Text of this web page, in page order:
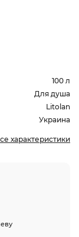
100 л
Для душа
Litolan
Украина
характеристики